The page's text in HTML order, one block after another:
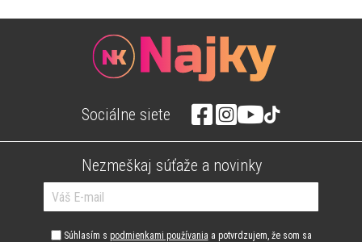
Sociálne siete
Nezmeškaj súťaže a novinky
Súhlasím s podmienkami používania a potvrdzujem, že som sa